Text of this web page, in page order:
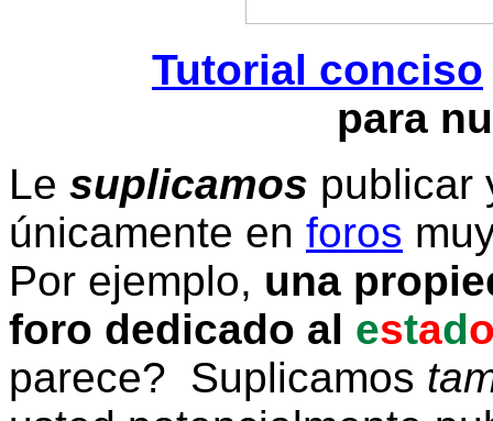
Tutorial conciso
para
Le suplicamos publicar
únicamente en foros
Por ejemplo, una
foro dedicado al estad
parece? Suplicamos